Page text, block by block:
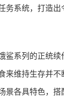
务系统，打造出
鲨系列的正统
来维持生存并
景各具特色，